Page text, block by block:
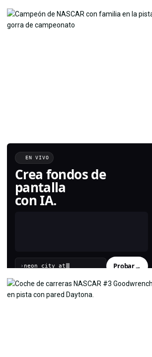
EN VIVO
Crea fondos de
pantalla
con IA.
› Probar→